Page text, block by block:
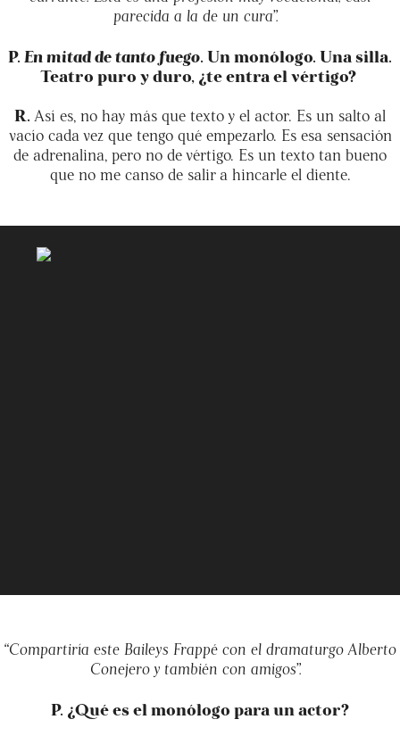
parecida a la de un cura”.
P. En mitad de tanto fuego. Un monólogo. Una silla.
Teatro puro y duro, ¿te entra el vértigo?
R. Así es, no hay más que texto y el actor. Es un salto al
vacío cada vez que tengo qué empezarlo. Es esa sensación
de adrenalina, pero no de vértigo. Es un texto tan bueno
que no me canso de salir a hincarle el diente.
“Compartiría este Baileys Frappé con el dramaturgo Alberto
Conejero y también con amigos”.
P. ¿Qué es el monólogo para un actor?